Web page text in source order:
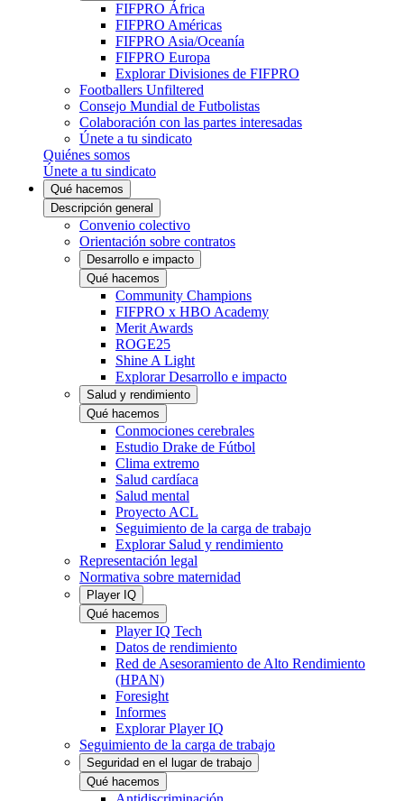
FIFPRO África
FIFPRO Américas
FIFPRO Asia/Oceanía
FIFPRO Europa
Explorar Divisiones de FIFPRO
Footballers Unfiltered
Consejo Mundial de Futbolistas
Colaboración con las partes interesadas
Únete a tu sindicato
Quiénes somos
Únete a tu sindicato
Qué hacemos
Descripción general
Convenio colectivo
Orientación sobre contratos
Desarrollo e impacto
Qué hacemos
Community Champions
FIFPRO x HBO Academy
Merit Awards
ROGE25
Shine A Light
Explorar Desarrollo e impacto
Salud y rendimiento
Qué hacemos
Conmociones cerebrales
Estudio Drake de Fútbol
Clima extremo
Salud cardíaca
Salud mental
Proyecto ACL
Seguimiento de la carga de trabajo
Explorar Salud y rendimiento
Representación legal
Normativa sobre maternidad
Player IQ
Qué hacemos
Player IQ Tech
Datos de rendimiento
Red de Asesoramiento de Alto Rendimiento
(HPAN)
Foresight
Informes
Explorar Player IQ
Seguimiento de la carga de trabajo
Seguridad en el lugar de trabajo
Qué hacemos